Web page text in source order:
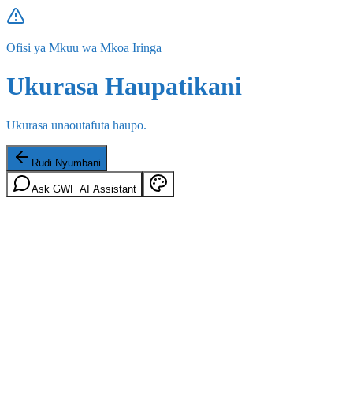
Ofisi ya Mkuu wa Mkoa Iringa
Ukurasa Haupatikani
Ukurasa unaoutafuta haupo.
Rudi Nyumbani
Ask GWF AI Assistant